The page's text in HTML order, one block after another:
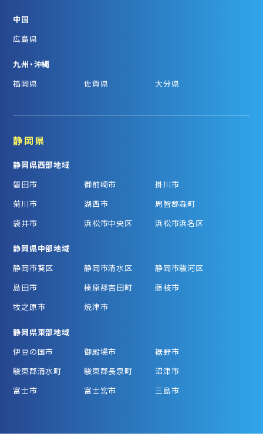
中国
広島県
九州・沖縄
福岡県
佐賀県 大分県
静岡県
静岡県西部地域
磐田市
御前崎市
掛川市
菊川市
湖西市
周智郡森町
袋井市
浜松市中央区 浜松市浜名区
静岡県中部地域
静岡市葵区
静岡市清水区
静岡市駿河区
島田市
榛原郡吉田町
藤枝市
牧之原市
焼津市
静岡県東部地域
伊豆の国市
御殿場市
裾野市
駿東郡清水町
駿東郡長泉町
沼津市
富士市
富士宮市 三島市